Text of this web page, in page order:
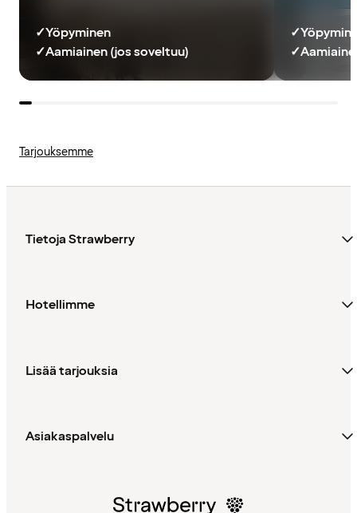
✓Yöpyminen
✓Aamiainen (jos soveltuu)
✓
✓
Tarjouksemme
Tietoja Strawberry
Hotellimme
Lisää tarjouksia
Asiakaspalvelu